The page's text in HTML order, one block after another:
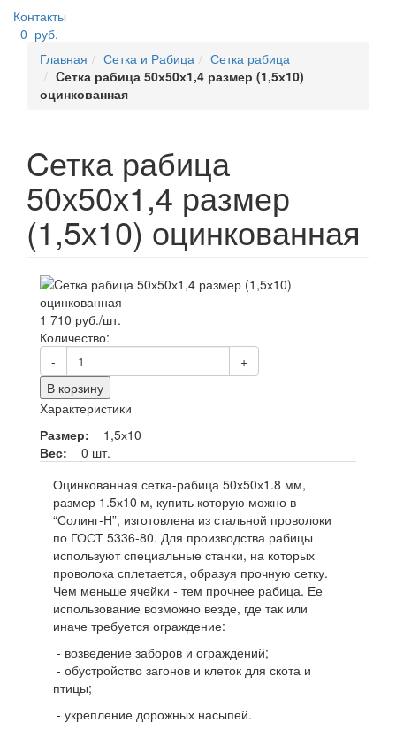
Контакты
0 руб.
Главная
Сетка и Рабица
Сетка рабица
Cетка рабица 50х50х1,4 размер (1,5х10)
оцинкованная
Cетка рабица
50х50х1,4 размер
(1,5х10) оцинкованная
1 710 руб./шт.
Количество:
-
+
В корзину
Характеристики
Размер:
1,5х10
Вес:
0 шт.
Оцинкованная сетка-рабица 50х50х1.8 мм,
размер 1.5х10 м, купить которую можно в
“Солинг-Н”, изготовлена из стальной проволоки
по ГОСТ 5336-80. Для производства рабицы
используют специальные станки, на которых
проволока сплетается, образуя прочную сетку.
Чем меньше ячейки - тем прочнее рабица. Ее
использование возможно везде, где так или
иначе требуется ограждение:
- возведение заборов и ограждений;
- обустройство загонов и клеток для скота и
птицы;
- укрепление дорожных насыпей.